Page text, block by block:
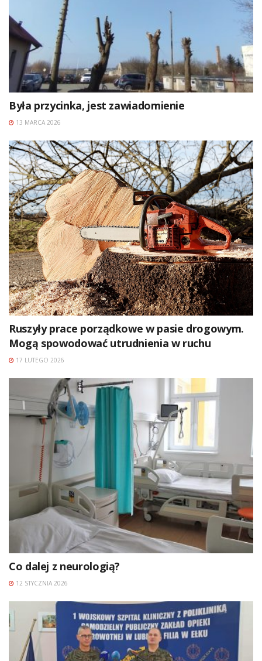
Była przycinka, jest zawiadomienie
13 MARCA 2026
Ruszyły prace porządkowe w pasie drogowym.
Mogą spowodować utrudnienia w ruchu
17 LUTEGO 2026
Co dalej z neurologią?
12 STYCZNIA 2026